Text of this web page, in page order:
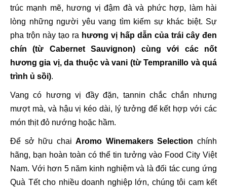
trúc mạnh mẽ, hương vị đậm đà và phức hợp, làm hài
lòng những người yêu vang tìm kiếm sự khác biệt. Sự
pha trộn này tạo ra hương vị hấp dẫn của trái cây đen
chín (từ Cabernet Sauvignon) cùng với các nốt
hương gia vị, da thuộc và vani (từ Tempranillo và quá
trình ủ sồi).
Vang có hương vị đầy đặn, tannin chắc chắn nhưng
mượt mà, và hậu vị kéo dài, lý tưởng để kết hợp với các
món thịt đỏ nướng hoặc hầm.
Để sở hữu chaiAromo Winemakers Selection chính
hãng, bạn hoàn toàn có thể tin tưởng vào Food City Việt
Nam. Với hơn 5 năm kinh nghiệm và là đối tác cung ứng
Quà Tết cho nhiều doanh nghiệp lớn, chúng tôi cam kết